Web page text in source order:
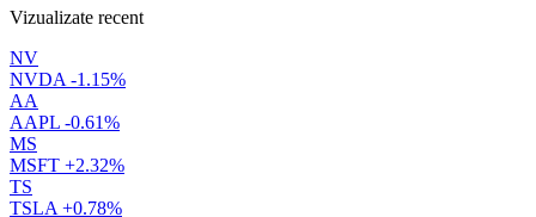
Vizualizate recent
NV
NVDA -1.15%
AA
AAPL -0.61%
MS
MSFT +2.32%
TS
TSLA +0.78%